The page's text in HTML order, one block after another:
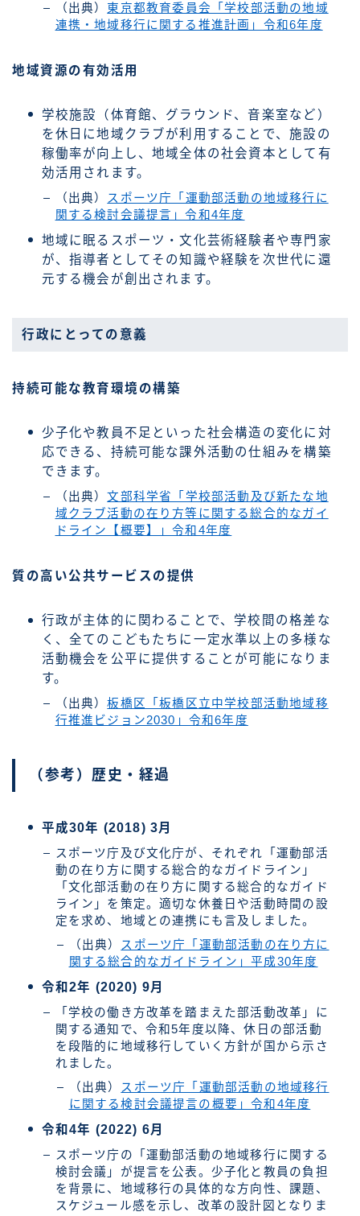
（出典） 東京都教育委員会「学校部活動の地域
連携・地域移行に関する推進計画」令和6年度
地域資源の有効活用
学校施設（体育館、グラウンド、音楽室など）
を休日に地域クラブが利用することで、施設の
稼働率が向上し、地域全体の社会資本として有
効活用されます。
（出典）
スポーツ庁「運動部活動の地域移行に
関する検討会議提言」令和4年度
地域に眠るスポーツ・文化芸術経験者や専門家
が、指導者としてその知識や経験を次世代に還
元する機会が創出されます。
行政にとっての意義
持続可能な教育環境の構築
少子化や教員不足といった社会構造の変化に対
応できる、持続可能な課外活動の仕組みを構築
できます。
（出典）文部科学省「学校部活動及び新たな地
域クラブ活動の在り方等に関する総合的なガイ
ドライン【概要】」令和4年度
質の高い公共サービスの提供
行政が主体的に関わることで、学校間の格差な
く、全てのこどもたちに一定水準以上の多様な
活動機会を公平に提供することが可能になりま
す。
（出典）板橋区「板橋区立中学校部活動地域移
行推進ビジョン2030」令和6年度
（参考）歴史・経過
平成30年 (2018) 3月
スポーツ庁及び文化庁が、それぞれ「運動部活
動の在り方に関する総合的なガイドライン」
「文化部活動の在り方に関する総合的なガイド
ライン」を策定。適切な休養日や活動時間の設
定を求め、地域との連携にも言及しました。
（出典）
スポーツ庁「運動部活動の在り方に
関する総合的なガイドライン」平成30年度
令和2年 (2020) 9月
「学校の働き方改革を踏まえた部活動改革」に
関する通知で、令和5年度以降、休日の部活動
を段階的に地域移行していく方針が国から示さ
れました。
（出典）
スポーツ庁「運動部活動の地域移行
に関する検討会議提言の概要」令和4年度
令和4年 (2022) 6月
スポーツ庁の「運動部活動の地域移行に関する
検討会議」が提言を公表。少子化と教員の負担
を背景に、地域移行の具体的な方向性、課題、
スケジュール感を示し、改革の設計図となりま